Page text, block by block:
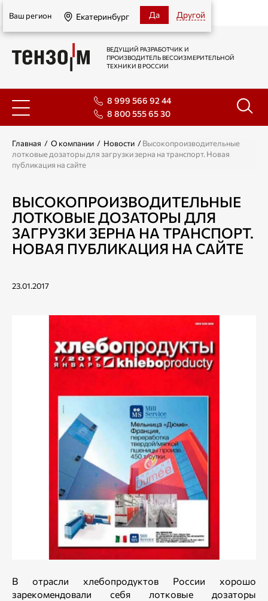
Екатеринбург
Ваш регион Екатеринбург Да Другой
ВЕДУЩИЙ РАЗРАБОТЧИК И
ПРОИЗВОДИТЕЛЬ ВЕСОИЗМЕРИТЕЛЬНОЙ
ТЕХНИКИ В РОССИИ
8 999 566 92 44
8 800 555 65 30
Главная / О компании / Новости /Высокопроизводительные
лотковые дозаторы для загрузки зерна на транспорт. Новая
публикация на сайте
ВЫСОКОПРОИЗВОДИТЕЛЬНЫЕ
ЛОТКОВЫЕ ДОЗАТОРЫ ДЛЯ
ЗАГРУЗКИ ЗЕРНА НА ТРАНСПОРТ.
НОВАЯ ПУБЛИКАЦИЯ НА САЙТЕ
23.01.2017
В отрасли хлебопродуктов России хорошо
зарекомендовали себя лотковые дозаторы